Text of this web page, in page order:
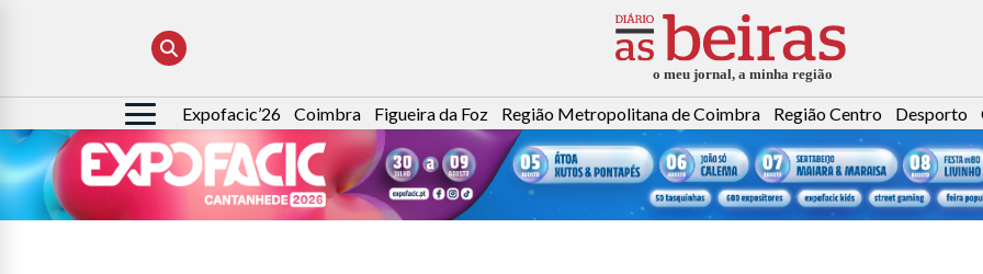
Pesquisar
por:
Expofacic’26 Coimbra Figueira da Foz Região Metropolitana de Coimbra Região Centro Desporto